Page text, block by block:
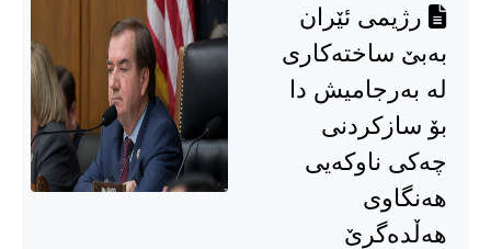
رژیمی ئێران
بەبێ ساختەکاری
لە بەرجامیش دا
بۆ سازکردنی
چەکی ناوکەیی
هەنگاوی
هەڵدەگرێ